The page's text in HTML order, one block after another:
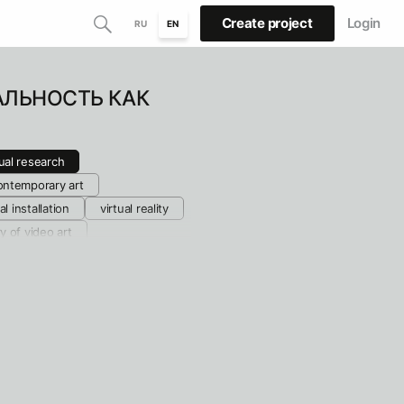
RU EN Create project Login
КАК
research
art
installation
virtual reality
of video art